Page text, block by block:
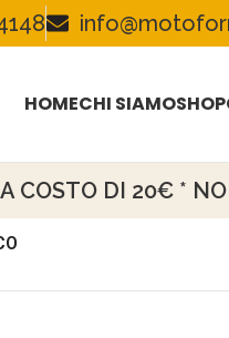
HOMECHI SIAMOSHOP
COSTO DI 20€ *